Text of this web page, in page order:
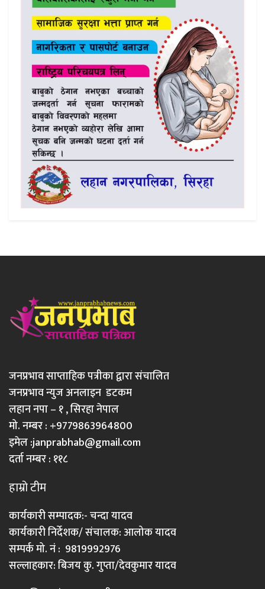
जनप्रभाव साप्ताहिक पत्रीका द्वारा संचालित
जनप्रभाव न्युज अनलाइन डटकम
लहान नपा – १ , सिरहा नेपाल
मो. नम्बर : +9779863964800
इमेल :janprabhab@gmail.com
दर्ता नम्बर : ११८
हाम्रो टीम
कार्यकारी सम्पादक:- चन्दा यादव
कार्यकारी निर्देशक/ संचालक: आलोक यादव
सम्पर्क मो. नं : 9819992976
सल्लाहकार: बिजय कु. गुप्ता/देवकुमार यादव